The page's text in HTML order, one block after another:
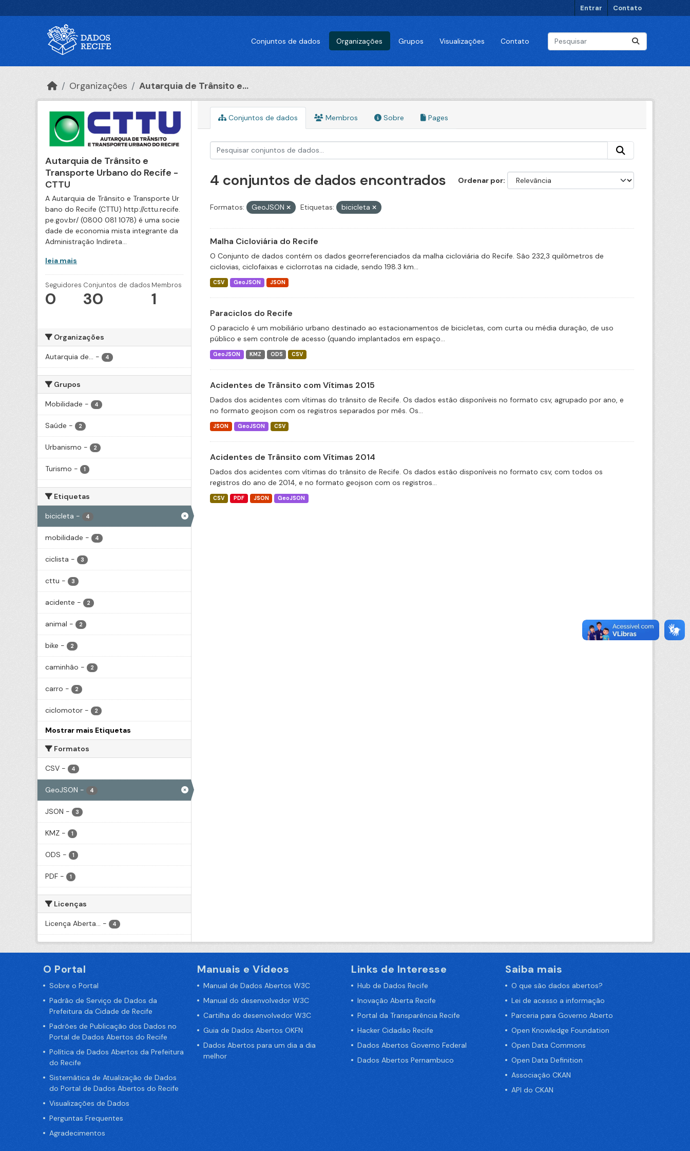
Entrar Contato
Conjuntos de dados Organizações Grupos Visualizações Contato
Organizações Autarquia de Trânsito e...
Autarquia de Trânsito e
Transporte Urbano do Recife -
CTTU
A Autarquia de Trânsito e Transporte Ur
bano do Recife (CTTU) http://cttu.recife.
pe.gov.br/ (0800 081 1078) é uma socie
dade de economia mista integrante da
Administração Indireta...
leia mais
Seguidores
0
Conjuntos de dados
30
Membros
1
Organizações
Autarquia de... - 4
Grupos
Mobilidade - 4
Saúde - 2
Urbanismo - 2
Turismo - 1
Etiquetas
bicicleta - 4
mobilidade - 4
ciclista - 3
cttu - 3
acidente - 2
animal - 2
bike - 2
caminhão - 2
carro - 2
ciclomotor - 2
Mostrar mais Etiquetas
Formatos
CSV - 4
GeoJSON - 4
JSON - 3
KMZ - 1
ODS - 1
PDF - 1
Licenças
Licença Aberta... - 4
Conjuntos de dados Membros Sobre Pages
Ordenar por
4 conjuntos de dados encontrados
Formatos: GeoJSON Etiquetas: bicicleta
Malha Cicloviária do Recife
O Conjunto de dados contém os dados georreferenciados da malha cicloviária do Recife. São 232,3 quilômetros de
ciclovias, ciclofaixas e ciclorrotas na cidade, sendo 198.3 km...
CSV GeoJSON JSON
Paraciclos do Recife
O paraciclo é um mobiliário urbano destinado ao estacionamentos de bicicletas, com curta ou média duração, de uso
público e sem controle de acesso (quando implantados em espaço...
GeoJSON KMZ ODS CSV
Acidentes de Trânsito com Vítimas 2015
Dados dos acidentes com vítimas do trânsito de Recife. Os dados estão disponíveis no formato csv, agrupado por ano, e
no formato geojson com os registros separados por mês. Os...
JSON GeoJSON CSV
Acidentes de Trânsito com Vítimas 2014
Dados dos acidentes com vítimas do trânsito de Recife. Os dados estão disponíveis no formato csv, com todos os
registros do ano de 2014, e no formato geojson com os registros...
CSV PDF JSON GeoJSON
O Portal
Sobre o Portal
Padrão de Serviço de Dados da
Prefeitura da Cidade de Recife
Padrões de Publicação dos Dados no
Portal de Dados Abertos do Recife
Política de Dados Abertos da Prefeitura
do Recife
Sistemática de Atualização de Dados
do Portal de Dados Abertos do Recife
Visualizações de Dados
Perguntas Frequentes
Agradecimentos
Manuais e Vídeos
Manual de Dados Abertos W3C
Manual do desenvolvedor W3C
Cartilha do desenvolvedor W3C
Guia de Dados Abertos OKFN
Dados Abertos para um dia a dia
melhor
Links de Interesse
Hub de Dados Recife
Inovação Aberta Recife
Portal da Transparência Recife
Hacker Cidadão Recife
Dados Abertos Governo Federal
Dados Abertos Pernambuco
Saiba mais
O que são dados abertos?
Lei de acesso a informação
Parceria para Governo Aberto
Open Knowledge Foundation
Open Data Commons
Open Data Definition
Associação CKAN
API do CKAN